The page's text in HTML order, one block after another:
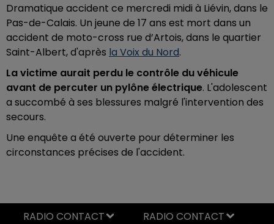
Dramatique accident ce mercredi midi à Liévin, dans le
Pas-de-Calais. Un jeune de 17 ans est mort dans un
accident de moto-cross rue d’Artois, dans le quartier
Saint-Albert, d'après la Voix du Nord.
La victime aurait perdu le contrôle du véhicule
avant de percuter un pylône électrique. L'adolescent
a succombé à ses blessures malgré l'intervention des
secours.
Une enquête a été ouverte pour déterminer les
circonstances précises de l'accident.
RADIO CONTACT